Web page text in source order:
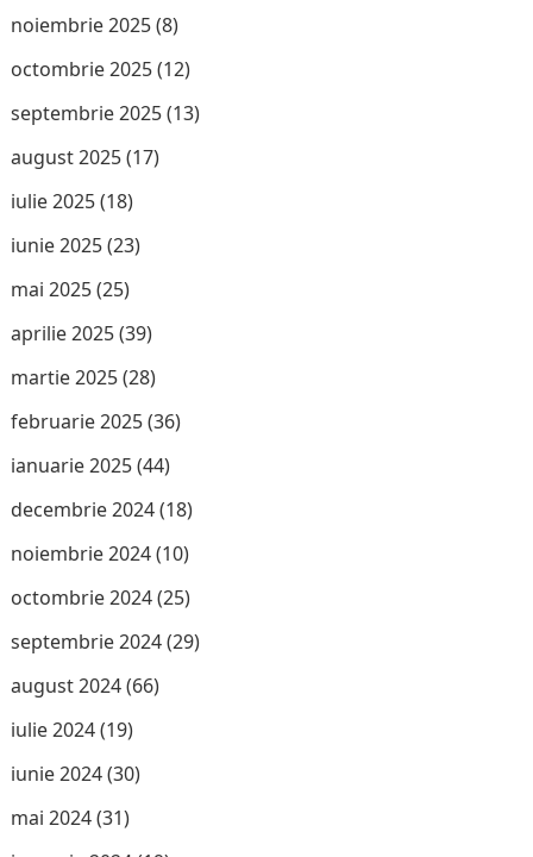
noiembrie 2025(8)
octombrie 2025(12)
septembrie 2025(13)
august 2025(17)
iulie 2025(18)
iunie 2025(23)
mai 2025(25)
aprilie 2025(39)
martie 2025(28)
februarie 2025(36)
ianuarie 2025(44)
decembrie 2024(18)
noiembrie 2024(10)
octombrie 2024(25)
septembrie 2024(29)
august 2024(66)
iulie 2024(19)
iunie 2024(30)
mai 2024(31)